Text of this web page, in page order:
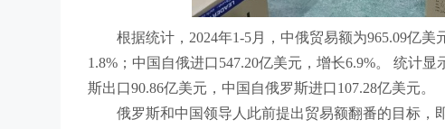
根据统计，2024年1-5月，中俄贸易额为965.09亿
1.8%；中国自俄进口547.20亿美元，增长6.9%。 统计
斯出口90.86亿美元，中国自俄罗斯进口107.28亿美元。
俄罗斯和中国领导人此前提出贸易额翻番的目标，